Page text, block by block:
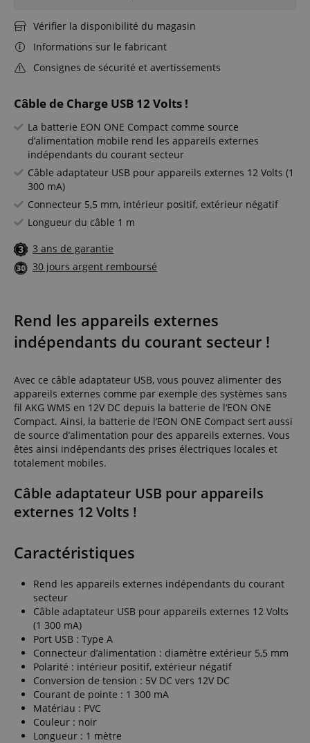
Câble de Charge USB 12 Volts !
La batterie EON ONE Compact comme source
d’alimentation mobile rend les appareils externes
indépendants du courant secteur
Câble adaptateur USB pour appareils externes 12 Volts (1
300 mA)
Connecteur 5,5 mm, intérieur positif, extérieur négatif
Longueur du câble 1 m
3 ans de garantie
30 jours argent remboursé
Vérifier la disponibilité du magasin
Informations sur le fabricant
Consignes de sécurité et avertissements
Rend les appareils externes
indépendants du courant secteur !
Avec ce câble adaptateur USB, vous pouvez alimenter des
appareils externes comme par exemple des systèmes sans
fil AKG WMS en 12V DC depuis la batterie de l’EON ONE
Compact. Ainsi, la batterie de l’EON ONE Compact sert aussi
de source d’alimentation pour des appareils externes. Vous
êtes ainsi indépendants des prises électriques locales et
totalement mobiles.
Câble adaptateur USB pour appareils
externes 12 Volts !
Caractéristiques
Rend les appareils externes indépendants du courant
secteur
Câble adaptateur USB pour appareils externes 12 Volts
(1 300 mA)
Port USB : Type A
Connecteur d’alimentation : diamètre extérieur 5,5 mm
Polarité : intérieur positif, extérieur négatif
Conversion de tension : 5V DC vers 12V DC
Courant de pointe : 1 300 mA
Matériau : PVC
Couleur : noir
Longueur : 1 mètre